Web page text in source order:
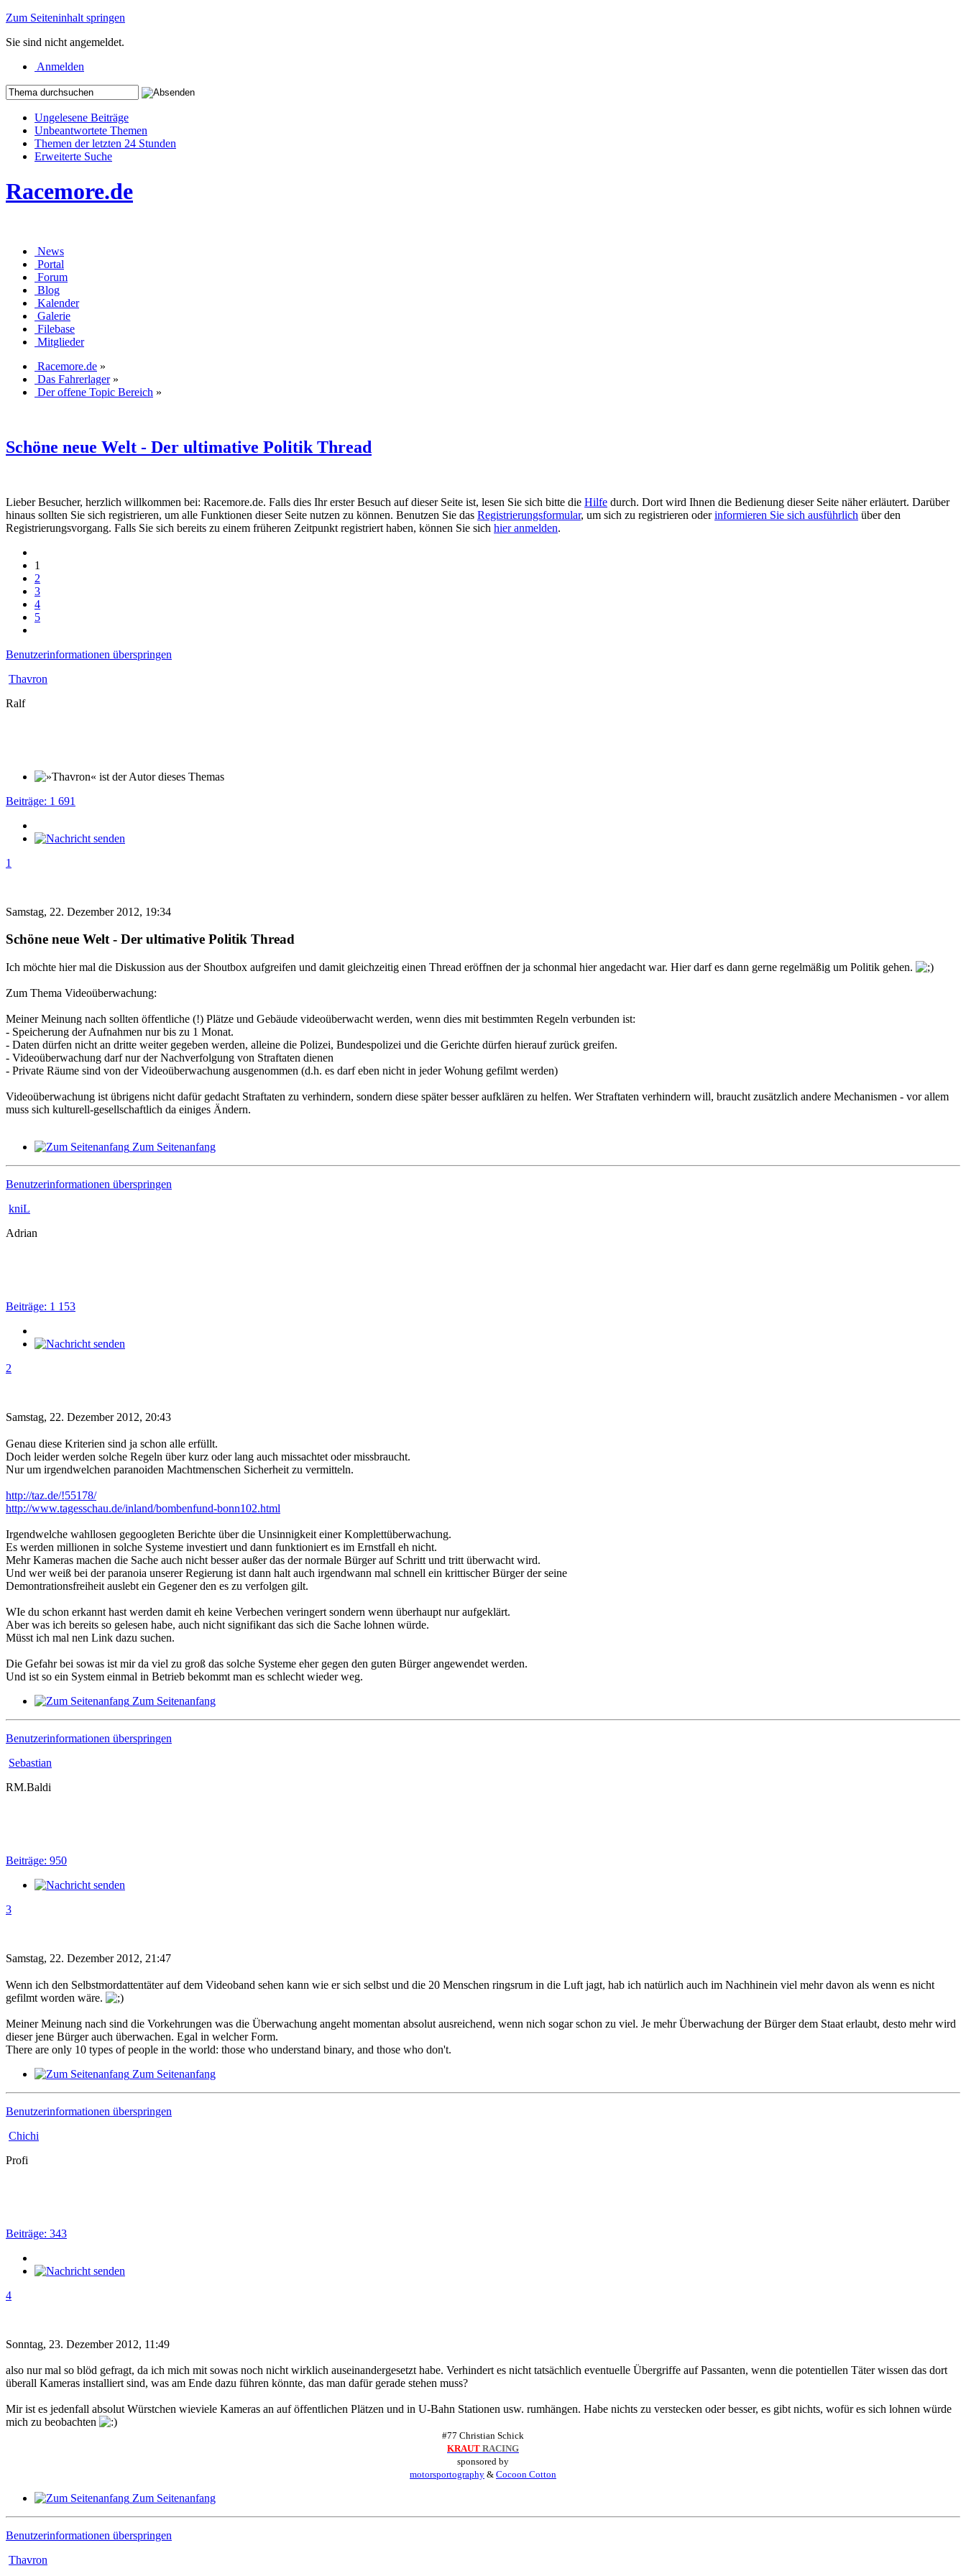
Zum Seiteninhalt springen
Sie sind nicht angemeldet.
Anmelden
Ungelesene Beiträge
Unbeantwortete Themen
Themen der letzten 24 Stunden
Erweiterte Suche
Racemore.de
News
Portal
Forum
Blog
Kalender
Galerie
Filebase
Mitglieder
Racemore.de »
Das Fahrerlager»
Der offene Topic Bereich »
Schöne neue Welt - Der ultimative Politik Thread
Lieber Besucher, herzlich willkommen bei: Racemore.de. Falls dies Ihr erster Besuch auf dieser Seite ist, lesen Sie sich bitte die Hilfe durch. Dort wird Ihnen die Bedienung dieser Seite näher erläutert. Darüber
hinaus sollten Sie sich registrieren, um alle Funktionen dieser Seite nutzen zu können. Benutzen Sie das Registrierungsformular, um sich zu registrieren oderinformieren Sie sich ausführlich über den
Registrierungsvorgang. Falls Sie sich bereits zu einem früheren Zeitpunkt registriert haben, können Sie sich hier anmelden.
1
2
3
4
5
Benutzerinformationen überspringen
Thavron
Ralf
Beiträge: 1 691
1
Samstag, 22. Dezember 2012, 19:34
Schöne neue Welt - Der ultimative Politik Thread
Ich möchte hier mal die Diskussion aus der Shoutbox aufgreifen und damit gleichzeitig einen Thread eröffnen der ja schonmal hier angedacht war. Hier darf es dann gerne regelmäßig um Politik gehen.
Zum Thema Videoüberwachung:
Meiner Meinung nach sollten öffentliche (!) Plätze und Gebäude videoüberwacht werden, wenn dies mit bestimmten Regeln verbunden ist:
- Speicherung der Aufnahmen nur bis zu 1 Monat.
- Daten dürfen nicht an dritte weiter gegeben werden, alleine die Polizei, Bundespolizei und die Gerichte dürfen hierauf zurück greifen.
- Videoüberwachung darf nur der Nachverfolgung von Straftaten dienen
- Private Räume sind von der Videoüberwachung ausgenommen (d.h. es darf eben nicht in jeder Wohung gefilmt werden)
Videoüberwachung ist übrigens nicht dafür gedacht Straftaten zu verhindern, sondern diese später besser aufklären zu helfen. Wer Straftaten verhindern will, braucht zusätzlich andere Mechanismen - vor allem
muss sich kulturell-gesellschaftlich da einiges Ändern.
Zum Seitenanfang
Benutzerinformationen überspringen
kniL
Adrian
Beiträge: 1 153
2
Samstag, 22. Dezember 2012, 20:43
Genau diese Kriterien sind ja schon alle erfüllt.
Doch leider werden solche Regeln über kurz oder lang auch missachtet oder missbraucht.
Nur um irgendwelchen paranoiden Machtmenschen Sicherheit zu vermitteln.
http://taz.de/!55178/
http://www.tagesschau.de/inland/bombenfund-bonn102.html
Irgendwelche wahllosen gegoogleten Berichte über die Unsinnigkeit einer Komplettüberwachung.
Es werden millionen in solche Systeme investiert und dann funktioniert es im Ernstfall eh nicht.
Mehr Kameras machen die Sache auch nicht besser außer das der normale Bürger auf Schritt und tritt überwacht wird.
Und wer weiß bei der paranoia unserer Regierung ist dann halt auch irgendwann mal schnell ein krittischer Bürger der seine
Demontrationsfreiheit auslebt ein Gegener den es zu verfolgen gilt.
WIe du schon erkannt hast werden damit eh keine Verbechen veringert sondern wenn überhaupt nur aufgeklärt.
Aber was ich bereits so gelesen habe, auch nicht signifikant das sich die Sache lohnen würde.
Müsst ich mal nen Link dazu suchen.
Die Gefahr bei sowas ist mir da viel zu groß das solche Systeme eher gegen den guten Bürger angewendet werden.
Und ist so ein System einmal in Betrieb bekommt man es schlecht wieder weg.
Zum Seitenanfang
Benutzerinformationen überspringen
Sebastian
RM.Baldi
Beiträge: 950
3
Samstag, 22. Dezember 2012, 21:47
Wenn ich den Selbstmordattentäter auf dem Videoband sehen kann wie er sich selbst und die 20 Menschen ringsrum in die Luft jagt, hab ich natürlich auch im Nachhinein viel mehr davon als wenn es nicht
gefilmt worden wäre.
Meiner Meinung nach sind die Vorkehrungen was die Überwachung angeht momentan absolut ausreichend, wenn nich sogar schon zu viel. Je mehr Überwachung der Bürger dem Staat erlaubt, desto mehr wird
dieser jene Bürger auch überwachen. Egal in welcher Form.
There are only 10 types of people in the world: those who understand binary, and those who don't.
Zum Seitenanfang
Benutzerinformationen überspringen
Chichi
Profi
Beiträge: 343
4
Sonntag, 23. Dezember 2012, 11:49
also nur mal so blöd gefragt, da ich mich mit sowas noch nicht wirklich auseinandergesetzt habe. Verhindert es nicht tatsächlich eventuelle Übergriffe auf Passanten, wenn die potentiellen Täter wissen das dort
überall Kameras installiert sind, was am Ende dazu führen könnte, das man dafür gerade stehen muss?
Mir ist es jedenfall absolut Würstchen wieviele Kameras an auf öffentlichen Plätzen und in U-Bahn Stationen usw. rumhängen. Habe nichts zu verstecken oder besser, es gibt nichts, wofür es sich lohnen würde
mich zu beobachten
#77 Christian Schick
KRAUT RACING
sponsored by
motorsportography & Cocoon Cotton
Zum Seitenanfang
Benutzerinformationen überspringen
Thavron